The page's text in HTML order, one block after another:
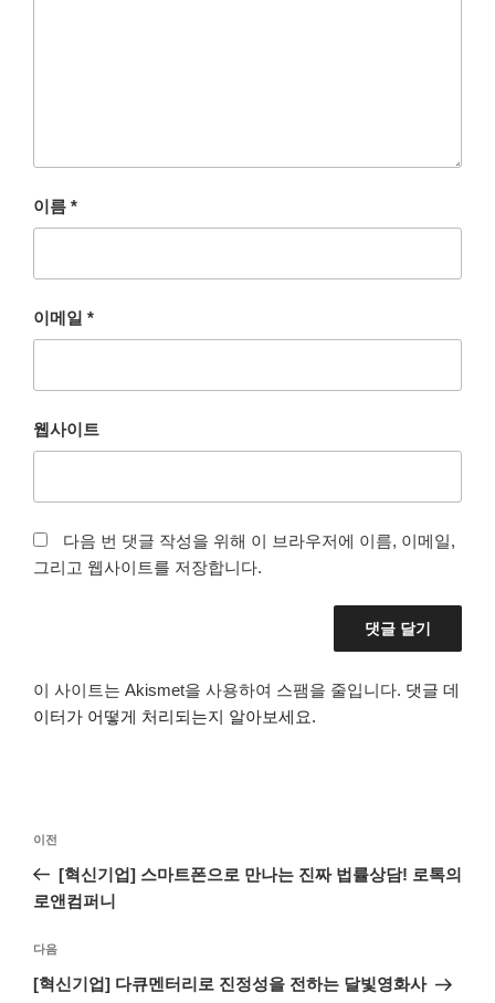
이름 *
이메일 *
웹사이트
다음 번 댓글 작성을 위해 이 브라우저에 이름, 이메일,
그리고 웹사이트를 저장합니다.
이 사이트는 Akismet을 사용하여 스팸을 줄입니다. 댓글 데
이터가 어떻게 처리되는지 알아보세요.
색
이
전
글
이전
[혁신기업] 스마트폰으로 만나는 진짜 법률상담! 로톡의
로앤컴퍼니
다
음
다음
[혁신기업] 다큐멘터리로 진정성을 전하는 달빛영화사